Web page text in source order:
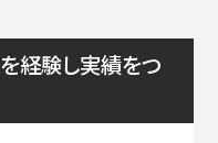
経験し実績をつ